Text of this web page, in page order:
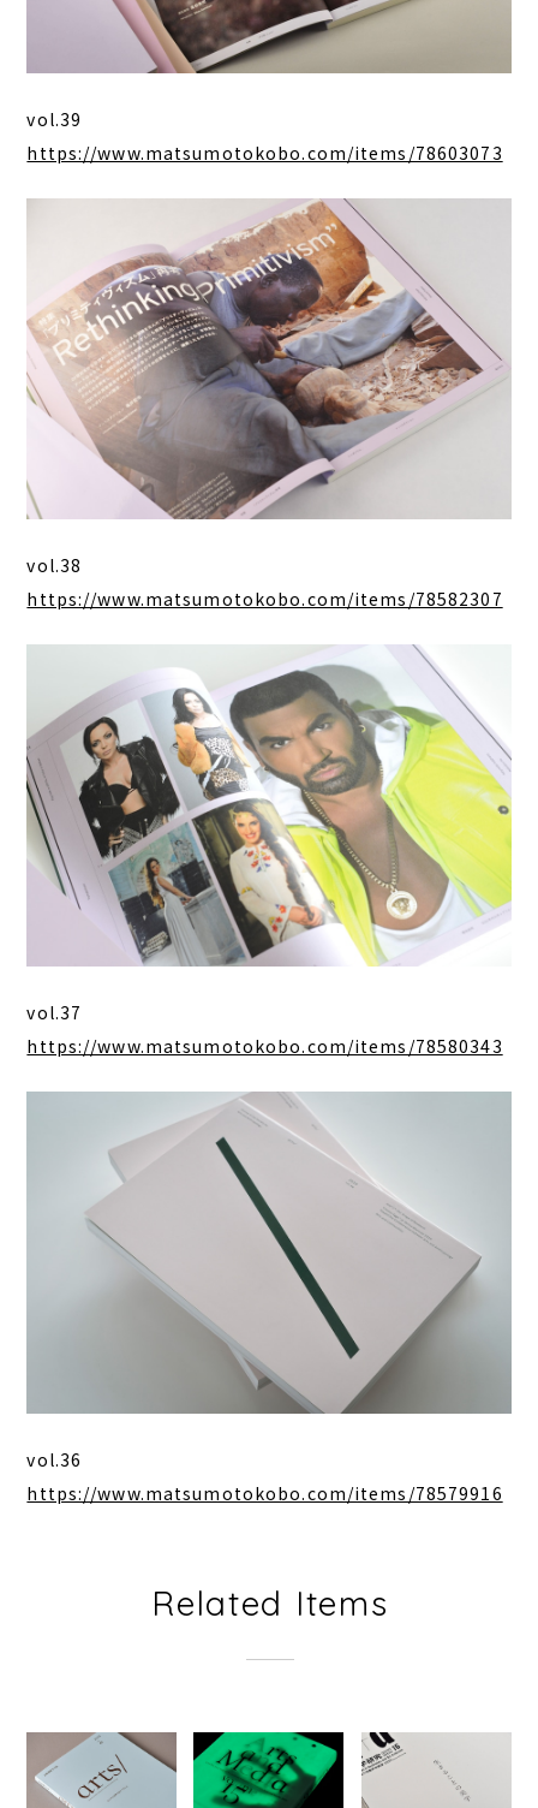
vol.39
https://www.matsumotokobo.com/items/78603073
vol.38
https://www.matsumotokobo.com/items/78582307
vol.37
https://www.matsumotokobo.com/items/78580343
vol.36
https://www.matsumotokobo.com/items/78579916
Related Items